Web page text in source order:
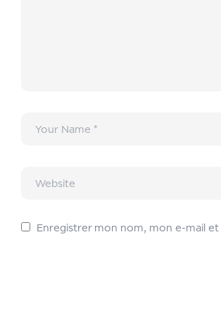
Enregistrer mon nom, mon e-mail